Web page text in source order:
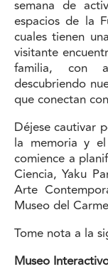
semana de
espacios de la
cuales tienen
visitante
familia, con
descubriendo
que conectan
Déjese cautivar
la memoria y
comience a
Ciencia, Yaku
Arte
Museo del
Tome nota a la
Museo